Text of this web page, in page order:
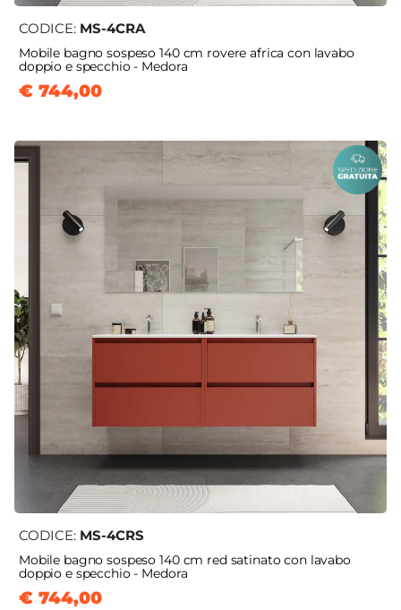
CODICE: MS-4CRA
Mobile bagno sospeso 140 cm rovere africa con lavabo
doppio e specchio - Medora
€ 744,00
CODICE: MS-4CRS
Mobile bagno sospeso 140 cm red satinato con lavabo
doppio e specchio - Medora
€ 744,00